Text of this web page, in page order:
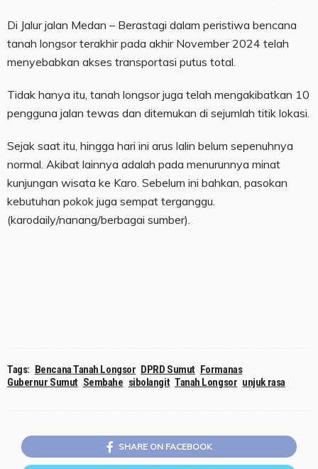
Di Jalur jalan Medan – Berastagi dalam peristiwa bencana
tanah longsor terakhir pada akhir November 2024 telah
menyebabkan akses transportasi putus total.
Tidak hanya itu, tanah longsor juga telah mengakibatkan 10
pengguna jalan tewas dan ditemukan di sejumlah titik lokasi.
Sejak saat itu, hingga hari ini arus lalin belum sepenuhnya
normal. Akibat lainnya adalah pada menurunnya minat
kunjungan wisata ke Karo. Sebelum ini bahkan, pasokan
kebutuhan pokok juga sempat terganggu.
(karodaily/nanang/berbagai sumber).
Tags: Bencana Tanah Longsor DPRD Sumut Formanas
Gubernur Sumut Sembahe sibolangit Tanah Longsor unjuk rasa
SHARE ON FACEBOOK